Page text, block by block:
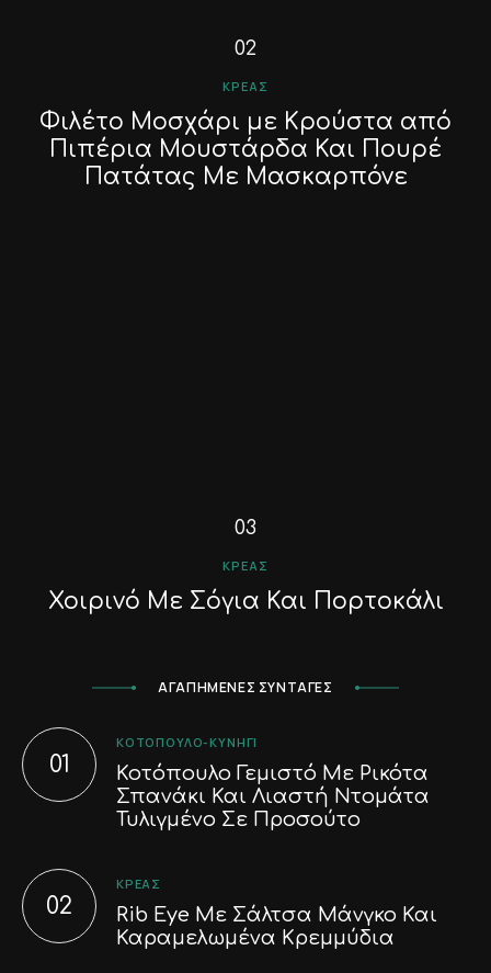
ΚΡΈΑΣ
Φιλέτο Μοσχάρι με Κρούστα από
Πιπέρια Μουστάρδα Και Πουρέ
Πατάτας Με Μασκαρπόνε
ΚΡΈΑΣ
Χοιρινό Με Σόγια Και Πορτοκάλι
ΑΓΑΠΗΜΕΝΕΣ ΣΥΝΤΑΓΕΣ
ΚΟΤΌΠΟΥΛΟ-ΚΥΝΉΓΙ
Κοτόπουλο Γεμιστό Με Ρικότα
Σπανάκι Και Λιαστή Ντομάτα
Τυλιγμένο Σε Προσούτο
ΚΡΈΑΣ
Rib Eye Με Σάλτσα Μάνγκο Και
Καραμελωμένα Κρεμμύδια